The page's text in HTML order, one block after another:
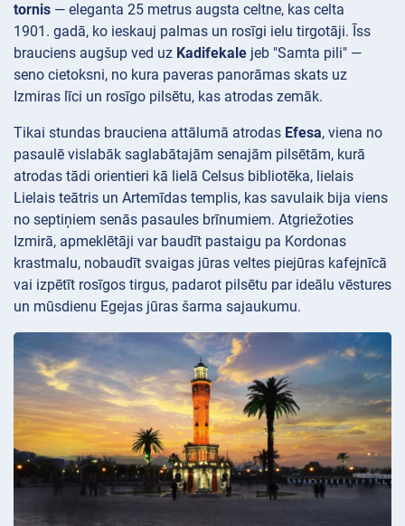
tornis — eleganta 25 metrus augsta celtne, kas celta
1901. gadā, ko ieskauj palmas un rosīgi ielu tirgotāji. Īss
brauciens augšup ved uz Kadifekale jeb "Samta pili" —
seno cietoksni, no kura paveras panorāmas skats uz
Izmiras līci un rosīgo pilsētu, kas atrodas zemāk.
Tikai stundas brauciena attālumā atrodas Efesa, viena no
pasaulē vislabāk saglabātajām senajām pilsētām, kurā
atrodas tādi orientieri kā lielā Celsus bibliotēka, lielais
Lielais teātris un Artemīdas templis, kas savulaik bija viens
no septiņiem senās pasaules brīnumiem. Atgriežoties
Izmirā, apmeklētāji var baudīt pastaigu pa Kordonas
krastmalu, nobaudīt svaigas jūras veltes piejūras kafejnīcā
vai izpētīt rosīgos tirgus, padarot pilsētu par ideālu vēstures
un mūsdienu Egejas jūras šarma sajaukumu.